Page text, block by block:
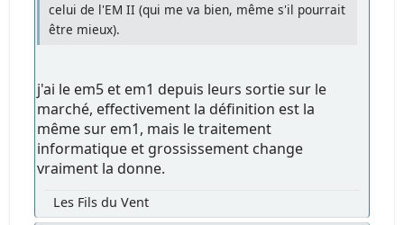
celui de l'EM II (qui me va bien, même s'il pourrait
être mieux).
j'ai le em5 et em1 depuis leurs sortie sur le
marché, effectivement la définition est la
même sur em1, mais le traitement
informatique et grossissement change
vraiment la donne.
Les Fils du Vent